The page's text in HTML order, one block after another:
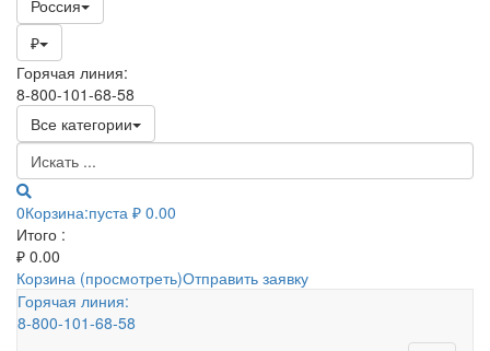
Россия
₽
Горячая линия:
8-800-101-68-58
Все категории
0Корзина:пуста ₽ 0.00
Итого :
₽ 0.00
Корзина (просмотреть)Отправить заявку
Горячая линия:
8-800-101-68-58